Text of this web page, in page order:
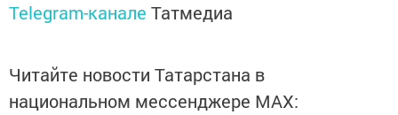
Telegram-канале Татмедиа
Читайте новости Татарстана в
национальном мессенджере MАХ: